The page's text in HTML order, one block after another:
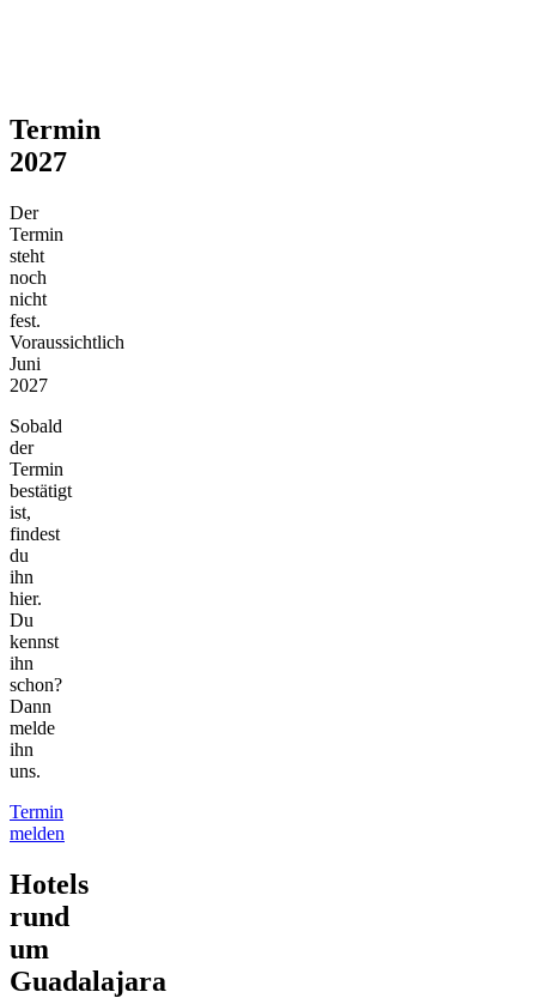
Termin
2027
Der
Termin
steht
noch
nicht
fest.
Voraussichtlich
Juni
2027
Sobald
der
Termin
bestätigt
ist,
findest
du
ihn
hier.
Du
kennst
ihn
schon?
Dann
melde
ihn
uns.
Termin
melden
Hotels
rund
um
Guadalajara